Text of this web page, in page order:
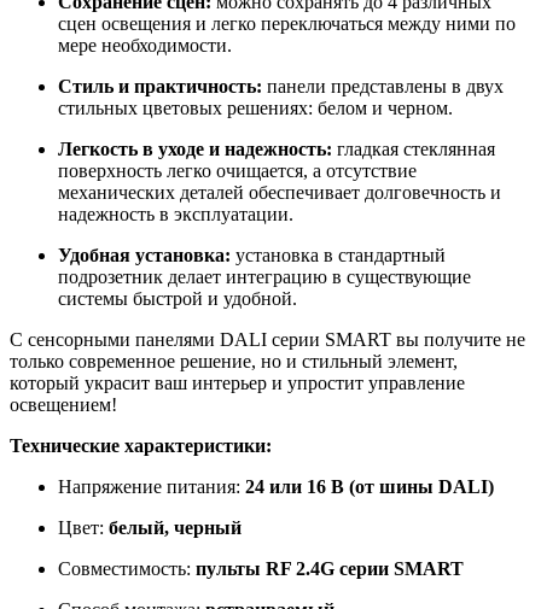
сцен освещения и легко переключаться между ними по
мере необходимости.
Стиль и практичность: панели представлены в двух
стильных цветовых решениях: белом и черном.
Легкость в уходе и надежность: гладкая стеклянная
поверхность легко очищается, а отсутствие
механических деталей обеспечивает долговечность и
надежность в эксплуатации.
Удобная установка: установка в стандартный
подрозетник делает интеграцию в существующие
системы быстрой и удобной.
С сенсорными панелями DALI серии SMART вы получите не
только современное решение, но и стильный элемент,
который украсит ваш интерьер и упростит управление
освещением!
Технические характеристики:
Напряжение питания: 24 или 16 В (от шины DALI)
Цвет: белый, черный
Совместимость: пульты RF 2.4G серии SMART